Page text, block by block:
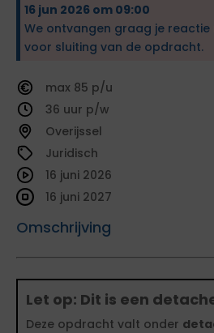
16 jun 2026 om 09:00
We ontvangen graag je reactie
voor sluiting van de opdracht.
85
36
Overijssel
Juridisch
Omschrijving
16 juni 2026
16 juni 2027
Let op: Dit is een
Deze opdracht valt onder